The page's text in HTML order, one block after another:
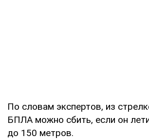
По словам экспертов, из
БПЛА можно сбить, если он
до 150 метров.